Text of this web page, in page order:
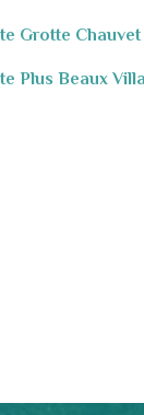
Grotte
Plus Beaux